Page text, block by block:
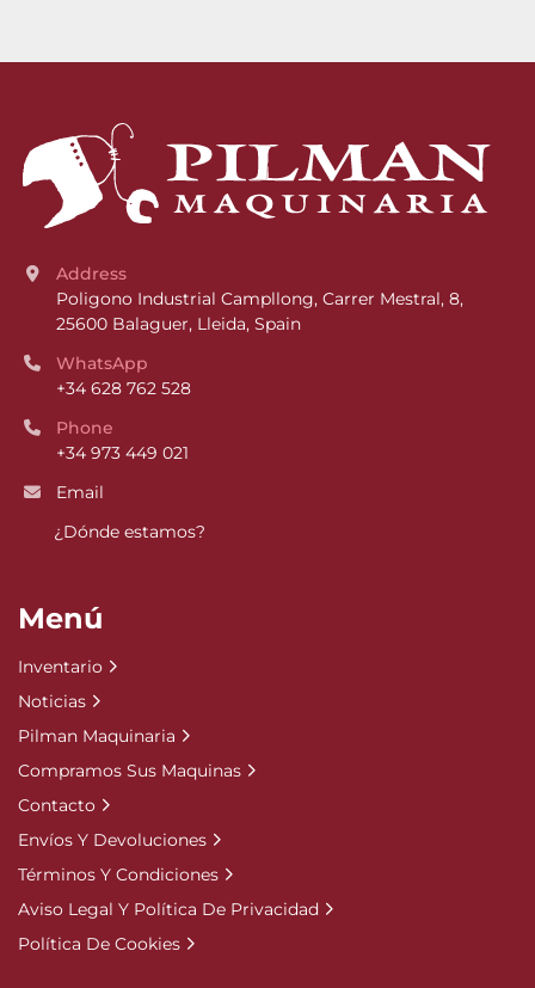
Address
Poligono Industrial Campllong, Carrer Mestral, 8,
25600 Balaguer, Lleida, Spain
WhatsApp
+34 628 762 528
Phone
+34 973 449 021
Email
¿Dónde estamos?
Menú
Inventario
Noticias
Pilman Maquinaria
Compramos Sus Maquinas
Contacto
Envíos Y Devoluciones
Términos Y Condiciones
Aviso Legal Y Política De Privacidad
Política De Cookies